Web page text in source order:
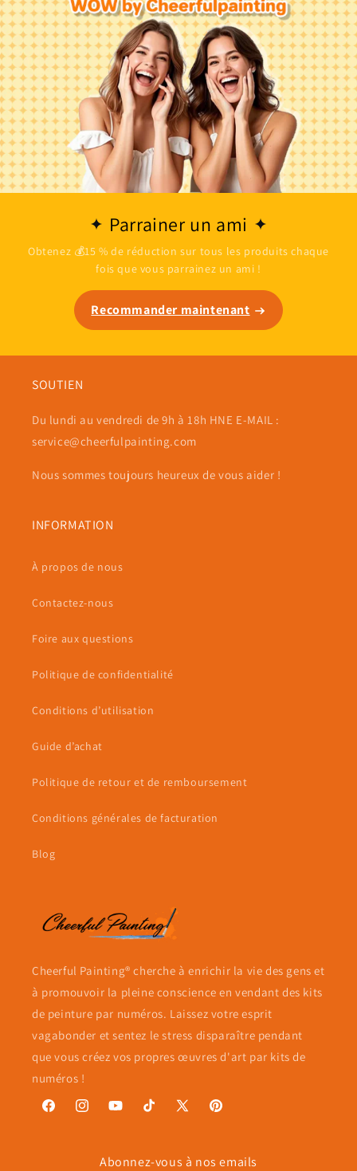
Parrainer un ami
Obtenez 💰15 % de réduction sur tous les produits chaque
fois que vous parrainez un ami !
Recommander maintenant
SOUTIEN
Du lundi au vendredi de 9h à 18h HNE E-MAIL :
service@cheerfulpainting.com
Nous sommes toujours heureux de vous aider !
INFORMATION
À propos de nous
Contactez-nous
Foire aux questions
Politique de confidentialité
Conditions d’utilisation
Guide d’achat
Politique de retour et de remboursement
Conditions générales de facturation
Blog
Cheerful Painting® cherche à enrichir la vie des gens et
à promouvoir la pleine conscience en vendant des kits
de peinture par numéros. Laissez votre esprit
vagabonder et sentez le stress disparaître pendant
que vous créez vos propres œuvres d'art par kits de
numéros !
FacebookInstagramYouTubeTikTok
X
Pinterest
Abonnez-vous à nos emails